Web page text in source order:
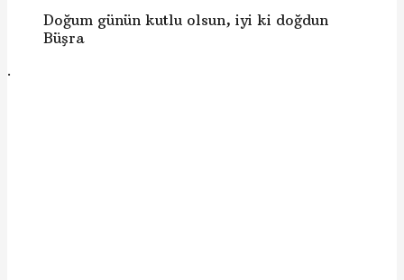
Doğum günün kutlu olsun, iyi ki doğdun
Büşra
.